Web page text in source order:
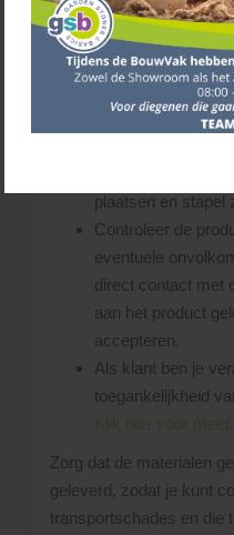
hierbij is, dat de
(eigendom van)
De chauffeur
losplaats
Zorg dat er
plaatsen en stapel
Controleer de
eventuele
direct contact met
aan het product
accepteren.
Als klant ben je
toegankelijkheid
Klik hier voor
Zorg dat de materialen
geleverd, zodat je kunt
transportschades en die